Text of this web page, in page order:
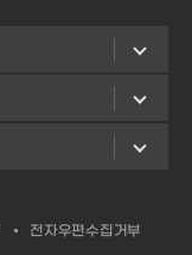
전자우편수집거부